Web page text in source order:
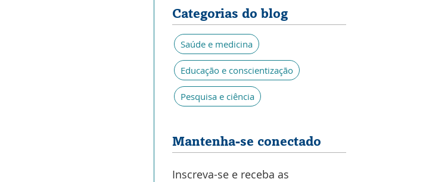
Categorias do blog
Saúde e medicina
Educação e conscientização
Pesquisa e ciência
Mantenha-se conectado
Inscreva-se e receba as